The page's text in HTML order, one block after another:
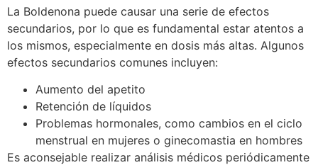
La Boldenona puede causar una serie de efectos
secundarios, por lo que es fundamental estar atentos a
los mismos, especialmente en dosis más altas. Algunos
efectos secundarios comunes incluyen:
Aumento del apetito
Retención de líquidos
Problemas hormonales, como cambios en el ciclo
menstrual en mujeres o ginecomastia en hombres
Es aconsejable realizar análisis médicos periódicamente